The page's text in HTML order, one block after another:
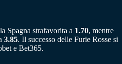
Spagna strafavorita a 1.70, mentre
3.85. Il successo delle Furie Rosse si
e Bet365.